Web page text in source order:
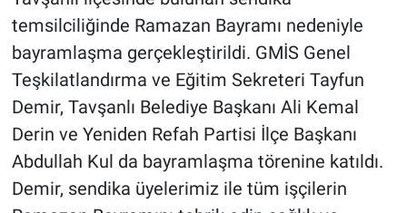
temsilciliğinde Ramazan Bayramı nedeniyle
bayramlaşma gerçekleştirildi. GMİS Genel
Teşkilatlandırma ve Eğitim Sekreteri Tayfun
Demir, Tavşanlı Belediye Başkanı Ali Kemal
Derin ve Yeniden Refah Partisi İlçe Başkanı
Abdullah Kul da bayramlaşma törenine katıldı.
Demir, sendika üyelerimiz ile tüm işçilerin